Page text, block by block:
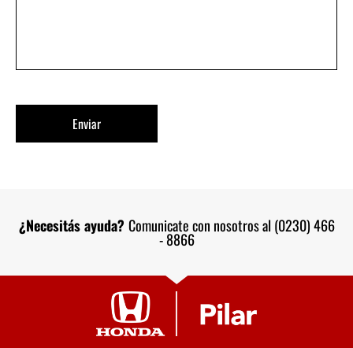
¿Necesitás ayuda? Comunicate con nosotros al (0230) 466
- 8866